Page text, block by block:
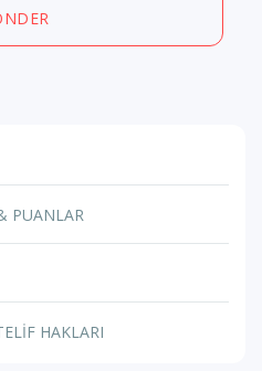
PUANLAR
HAKLARI